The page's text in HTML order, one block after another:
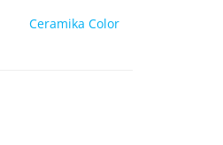
Ceramika Color